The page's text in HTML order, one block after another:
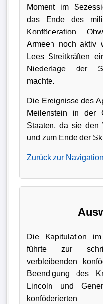
Moment im
das Ende des
Konföderation.
Armeen noch aktiv
Lees Streitkräften
Niederlage der
machte.
Die Ereignisse des
Meilenstein in der
Staaten, da sie den
und zum Ende der
Zurück zur Navigation
Die Kapitulation
führte zur
verbleibenden
Beendigung des
Lincoln und
konföderierten